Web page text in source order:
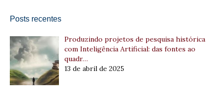
Posts recentes
Produzindo projetos de pesquisa histórica
com Inteligência Artificial: das fontes ao
quadr…
13 de abril de 2025